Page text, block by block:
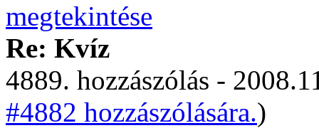
Re: Kvíz
4889. hozzászólás -
#4882 hozzászólására.)